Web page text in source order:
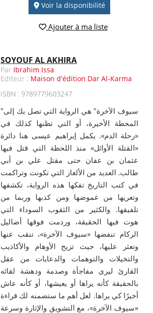
Voir la disponibilité
Ajouter à ma liste
SOYOUF AL AKHIRA
Par Ibrahim Issa
Editeur : Maison d'édition Dar Al-Karma
ISBN : 9789779603247
"سيوف الآخرة" هي الرواية التي تصل بك إلى
المحطة الأخيرة، أو التي تظنها كذلك في
«رحلة الدم». يكمل إبراهيم عيسى هنا دائرة
«القتلة الأوائل» منذ اللحظة التي قتل فيها
عثمان بن عفان حتى مقتل علي بن أبي
طالب. العديد من الألغاز التي تكونت وتراكمت
في كتب التاريخ تفكها هذه الرواية، تكشفها
وتعريها من غموضها ومن كذبها وربما من
تلفيقها. والكثير من الثقوب السوداء التي
هوت فيها الحقيقة، وردمت فوقها أضاليل
الركام تنفضها «سيوف الآخرة»، تنقب عنها
وتعثر عليها، حيث تزيح الأوهام والأكاذيب
والتخيلات والتوهمات والدعايات من عقل
القارئ ليرى مفاجأة وصدمة ودهشة لقائه
بالحقيقة كأنه يراها أو يعيشها، أو كأنه عاش
أخيرًا كي يراها. لعل أهم ما ستضمنه لك قراءة
«سيوف الآخرة»، مع التشويق والإثارة وسرعة